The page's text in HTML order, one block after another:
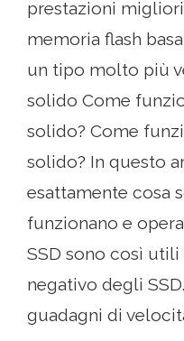
prestazioni
memoria flash
un tipo molto più
solido Come
solido? Come
solido? In questo
esattamente cosa
funzionano e
SSD sono così
negativo degli
guadagni di